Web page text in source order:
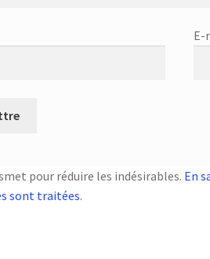
E-
pour réduire les indésirables. En
sont traitées.